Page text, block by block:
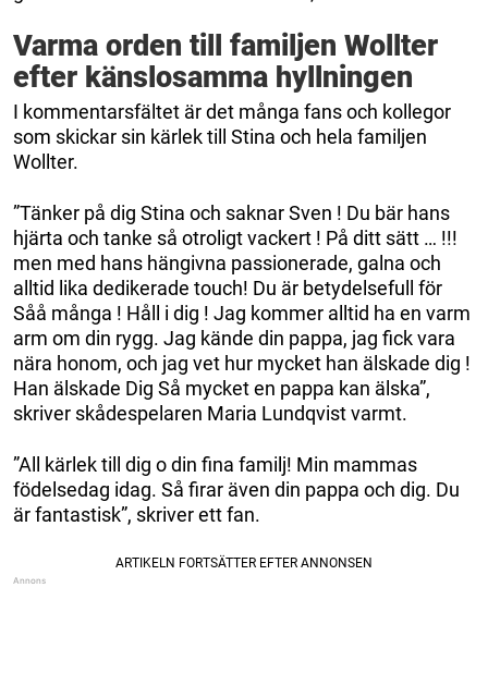
Varma orden till familjen Wollter
efter känslosamma hyllningen
I kommentarsfältet är det många fans och kollegor
som skickar sin kärlek till Stina och hela familjen
Wollter.
”Tänker på dig Stina och saknar Sven ! Du bär hans
hjärta och tanke så otroligt vackert ! På ditt sätt … !!!
men med hans hängivna passionerade, galna och
alltid lika dedikerade touch! Du är betydelsefull för
Såå många ! Håll i dig ! Jag kommer alltid ha en varm
arm om din rygg. Jag kände din pappa, jag fick vara
nära honom, och jag vet hur mycket han älskade dig !
Han älskade Dig Så mycket en pappa kan älska”,
skriver skådespelaren Maria Lundqvist varmt.
”All kärlek till dig o din fina familj! Min mammas
födelsedag idag. Så firar även din pappa och dig. Du
är fantastisk”, skriver ett fan.